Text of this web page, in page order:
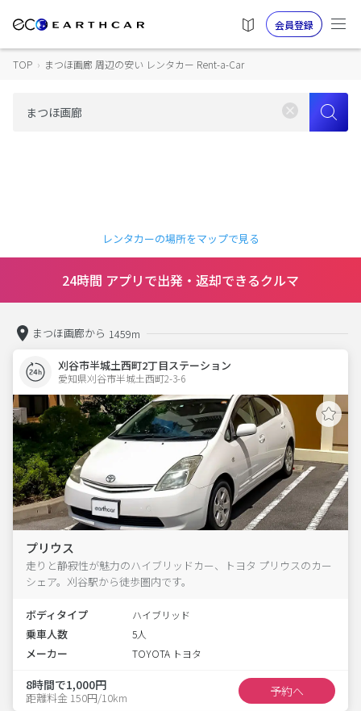
会員登録
TOP › まつほ画廊 周辺の安い レンタカー Rent-a-Car
レンタカーの場所をマップで見る
24時間 アプリで出発・返却できるクルマ
まつほ画廊から 1459m
刈谷市半城土西町2丁目ステーション
愛知県刈谷市半城土西町2-3-6
プリウス
走りと静寂性が魅力のハイブリッドカー、トヨタ プリウスのカー
シェア。刈谷駅から徒歩圏内です。
ボディタイプ ハイブリッド
乗車人数 5人
メーカー TOYOTA トヨタ
8時間で1,000円
距離料金 150円/10km 予約へ